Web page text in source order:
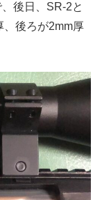
後日、SR-2と
、後ろが2mm厚